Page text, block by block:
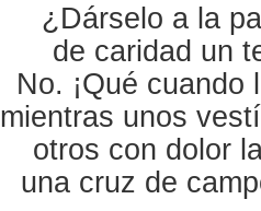
¿Dárselo a la
de caridad un
No. ¡Qué cuando
mientras unos
otros con dolor
una cruz de